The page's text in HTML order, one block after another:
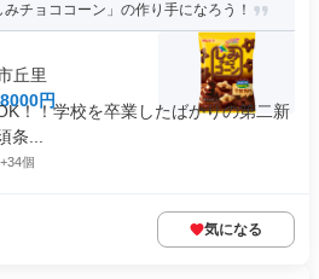
みチョココーン」の作り手になろう！
丘里
円
！！学校を卒業したばかりの第二新
条...
+34個
気になる